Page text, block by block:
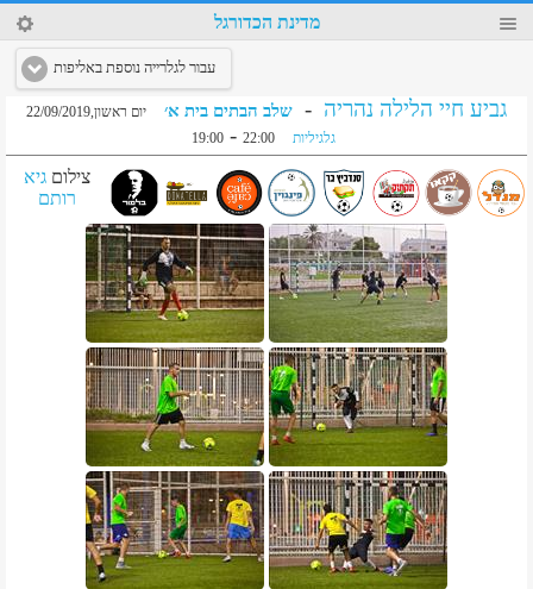
69 מדינת הכדורגל
עבור לגלרייה נוספת באליפות
גביע חיי הלילה נהריה - שלב הבתים בית א׳
יום ראשון,22/09/2019
גלגיליות
22:00
-
19:00
צילום גיא
רותם